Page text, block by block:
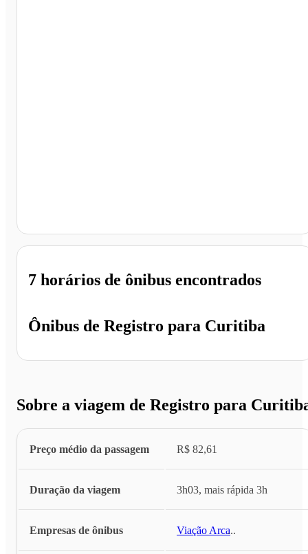
Ônibus de Registro para Curitiba
7 horários de ônibus encontrados
Sobre a viagem de Registro para
Preço médio da passagem R$ 82,61
Duração da viagem 3h03, mais rápida 3h
Empresas de ônibus Viação Arca...